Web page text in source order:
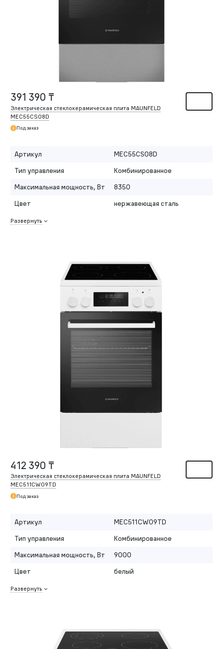
391 390 ₸
Электрическая стеклокерамическая плита MAUNFELD
MEC55CS08D
Под заказ
Артикул
MEC55CS08D
Тип управления
Комбинированное
Максимальная мощность, Вт
8350
Цвет
нержавеющая сталь
Развернуть
412 390 ₸
Электрическая стеклокерамическая плита MAUNFELD
MEC511CW09TD
Под заказ
Артикул
MEC511CW09TD
Тип управления
Комбинированное
Максимальная мощность, Вт
9000
Цвет
белый
Развернуть